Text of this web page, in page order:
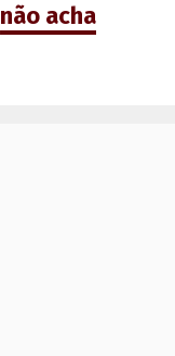
não acha